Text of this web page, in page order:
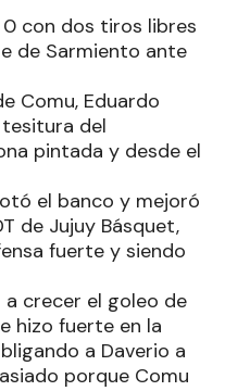
con dos tiros libres
de Sarmiento ante
Comu, Eduardo
del
pintada y desde el
el banco y mejoró
de Jujuy Básquet,
fuerte y siendo
crecer el goleo de
hizo fuerte en la
a Daverio a
porque Comu